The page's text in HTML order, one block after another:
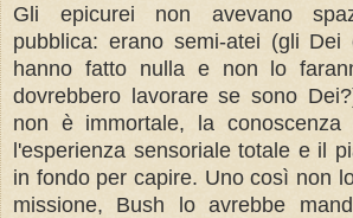
Gli epicurei non avevano
pubblica: erano semi-atei (gli Dei
hanno fatto nulla e non lo
dovrebbero lavorare se sono
non è immortale, la conoscenza
l'esperienza sensoriale totale e il
in fondo per capire. Uno così non
missione, Bush lo avrebbe